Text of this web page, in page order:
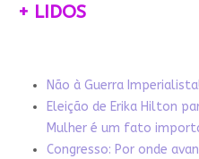
+ LIDOS
Não à Guerra Imperialista!
Eleição de Erika Hilton
Mulher é um fato
Congresso: Por onde